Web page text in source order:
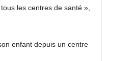
les centres de santé »,
enfant depuis un centre